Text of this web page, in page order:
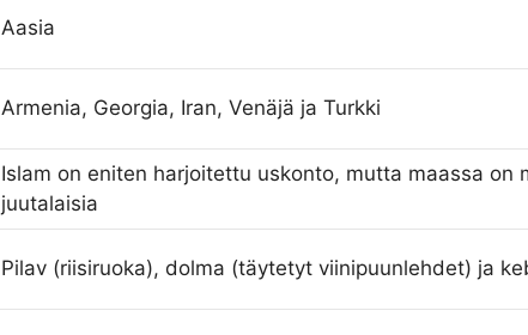
Aasia
Armenia, Georgia, Iran, Venäjä ja Turkki
Islam on eniten harjoitettu uskonto, mutta maassa on
juutalaisia
Pilav (riisiruoka), dolma (täytetyt viinipuunlehdet) ja